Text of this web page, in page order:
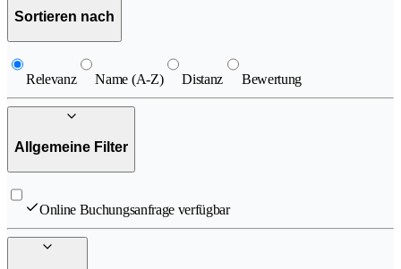
Sortieren nach
Relevanz Name (A-Z) Distanz Bewertung
Allgemeine Filter
Online Buchungsanfrage verfügbar